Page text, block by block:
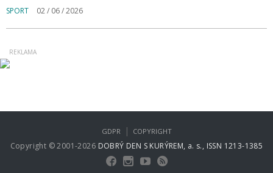
SPORT 02 / 06 / 2026
Copyright © 2001-2026 DOBRÝ DEN S KURÝREM, a. s., ISSN 1213-1385
GDPR | COPYRIGHT